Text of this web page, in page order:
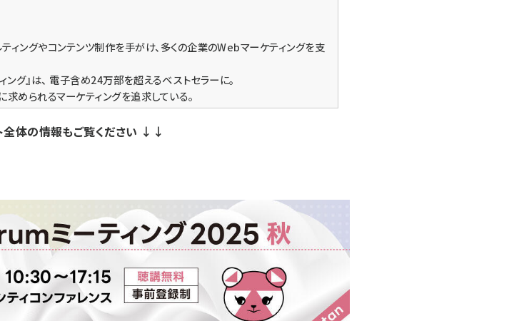
ィングやコンテンツ制作を手がけ、多くの企業のWebマーケティングを支
グ』は、 電子含め24万部を超えるベストセラーに。
められるマーケティングを追求している。